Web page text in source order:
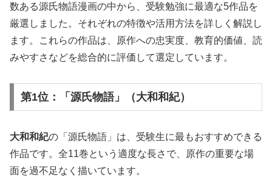
数ある源氏物語漫画の中から、受験勉強に最適な5作品を
厳選しました。それぞれの特徴や活用方法を詳しく解説し
ます。これらの作品は、原作への忠実度、教育的価値、読
みやすさなどを総合的に評価して選定しています。
第1位：「源氏物語」（大和和紀）
大和和紀の「源氏物語」は、受験生に最もおすすめできる
作品です。全11巻という適度な長さで、原作の重要な場
面を過不足なく描いています。